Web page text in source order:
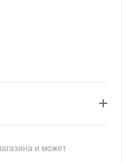
и может